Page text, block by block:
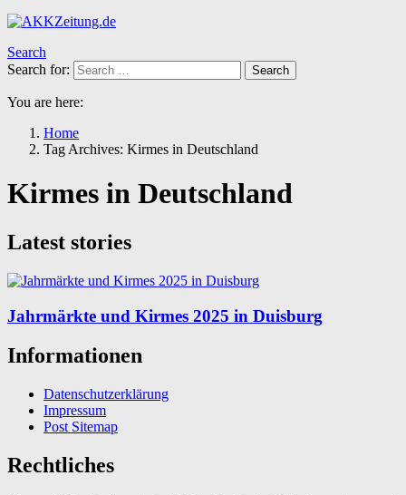
Search
Search for:
Search
You are here:
Home
Tag Archives: Kirmes in Deutschland
Kirmes in Deutschland
Latest stories
Jahrmärkte und Kirmes 2025 in Duisburg
Informationen
Datenschutzerklärung
Impressum
Post Sitemap
Rechtliches